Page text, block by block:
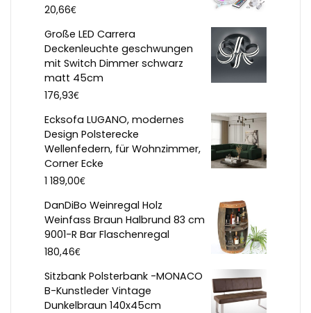
20,66€
Große LED Carrera
Deckenleuchte geschwungen
mit Switch Dimmer schwarz
matt 45cm
176,93€
Ecksofa LUGANO, modernes
Design Polsterecke
Wellenfedern, für Wohnzimmer,
Corner Ecke
1 189,00€
DanDiBo Weinregal Holz
Weinfass Braun Halbrund 83 cm
9001-R Bar Flaschenregal
180,46€
Sitzbank Polsterbank -MONACO
B-Kunstleder Vintage
Dunkelbraun 140x45cm